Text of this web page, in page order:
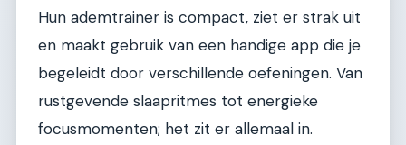
Hun ademtrainer is compact, ziet er strak uit
en maakt gebruik van een handige app die je
begeleidt door verschillende oefeningen. Van
rustgevende slaapritmes tot energieke
focusmomenten; het zit er allemaal in.